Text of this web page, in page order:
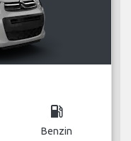
local_gas_station
Benzin